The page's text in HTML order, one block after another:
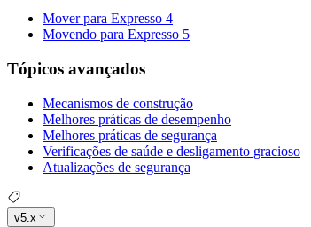
Mover para Expresso 4
Movendo para Expresso 5
Tópicos avançados
Mecanismos de construção
Melhores práticas de desempenho
Melhores práticas de segurança
Verificações de saúde e desligamento gracioso
Atualizações de segurança
v5.x